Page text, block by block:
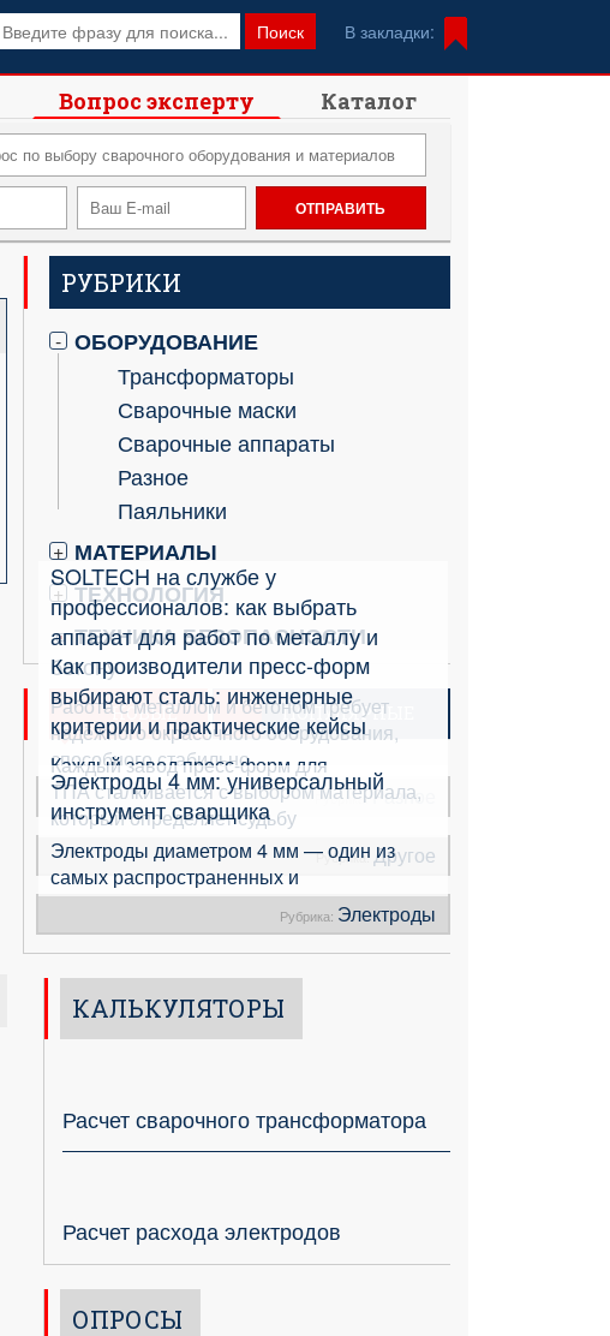
Поиск В закладки:
Вопрос эксперту Каталог
РУБРИКИ
- ОБОРУДОВАНИЕ
Трансформаторы
Сварочные маски
Сварочные аппараты
Разное
Паяльники
+ МАТЕРИАЛЫ
+ ТЕХНОЛОГИЯ
ТЕХНИКА БЕЗОПАСНОСТИ
НОВЫЕ ПОПУЛЯРНЫЕ
SOLTECH на службе у
профессионалов: как выбрать
аппарат для работ по металлу и
бетону
Работа с металлом и бетоном требует
надёжного окрасочного оборудования,
способного стабильно
Рубрика:Разное
Как производители пресс-форм
выбирают сталь: инженерные
критерии и практические кейсы
Каждый завод пресс-форм для
ТПА сталкивается с выбором материала,
который определяет судьбу
Рубрика:Другое
Электроды 4 мм: универсальный
инструмент сварщика
Электроды диаметром 4 мм — один из
самых распространенных и
Рубрика: Электроды
КАЛЬКУЛЯТОРЫ
Расчет сварочного трансформатора
Расчет расхода электродов
ОПРОСЫ